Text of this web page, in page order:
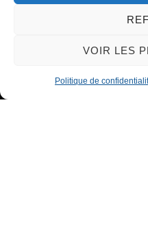
VOIR LES
Politique de